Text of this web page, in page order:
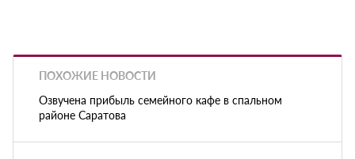
ПОХОЖИЕ НОВОСТИ
Озвучена прибыль семейного кафе в спальном
районе Саратова